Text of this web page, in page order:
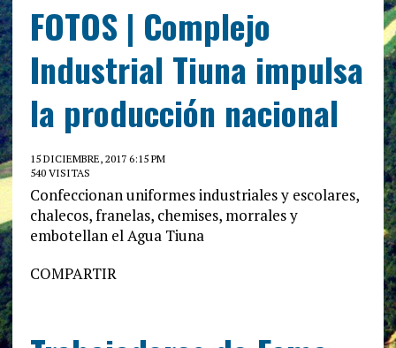
FOTOS | Complejo
Industrial Tiuna impulsa
la producción nacional
15 DICIEMBRE, 2017 6:15 PM
540 VISITAS
Confeccionan uniformes industriales y escolares,
chalecos, franelas, chemises, morrales y
embotellan el Agua Tiuna
COMPARTIR